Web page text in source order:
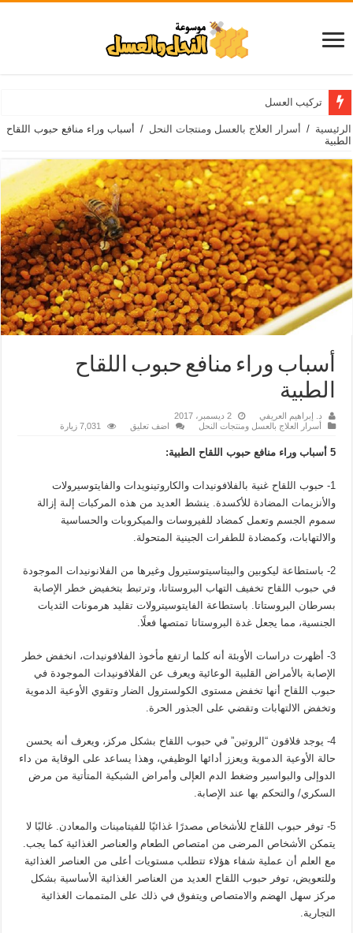
تركيب العسل
الرئيسية / أسرار العلاج بالعسل ومنتجات النحل / أسباب وراء منافع حبوب اللقاح
الطبية
أسباب وراء منافع حبوب اللقاح
الطبية
د. إبراهيم العريفي
2 ديسمبر، 2017
أسرار العلاج بالعسل ومنتجات النحل
اضف تعليق 7,031 زيارة
5 أسباب وراء منافع حبوب اللقاح الطبية:
1- حبوب اللقاح غنية بالفلافونيدات والكاروتينويدات والفايتوسيرولات
والأنزيمات المضادة للأكسدة. ينشط العديد من هذه المركبات إلىة إزالة
سموم الجسم وتعمل كمضاد للفيروسات والميكروبات والحساسية
والالتهابات، وكمضادة للطفرات الجينية المتحولة.
2- باستطاعة ليكوبين والبيتاسيتوستيرول وغيرها من الفلانونيدات الموجودة
في حبوب اللقاح تخفيف التهاب البروستاتا، وترتبط بتخفيض خطر الإصابة
بسرطان البروستاتا. باستطاعة الفايتوسيترولات تقليد هرمونات الثديات
الجنسية، مما يجعل غدة البروستاتا تمتصها فعلًا.
3- أظهرت دراسات الأوبئة أنه كلما ارتفع مأخوذ الفلافونيدات، انخفض خطر
الإصابة بالأمراض القلبية الوعائية ويعرف عن الفلافونيدات الموجودة في
حبوب اللقاح أنها تخفض مستوى الكولسترول الضار وتقوي الأوعية الدموية
وتخفض الالتهابات وتقضي على الجذور الحرة.
4- يوجد فلافون “الروتين” في حبوب اللقاح بشكل مركز، ويعرف أنه يحسن
حالة الأوعية الدموية ويعزز أدائها الوظيفي، وهذا يساعد على الوقاية من داء
الدوإلى والبواسير وضغط الدم العإلى وأمراض الشبكية المتأتية من مرض
السكري/ والتحكم بها عند الإصابة.
5- توفر حبوب اللقاح للأشخاص مصدرًا غذائيًا للفيتامينات والمعادن. غالبًا لا
يتمكن الأشخاص المرضى من امتصاص الطعام والعناصر الغذائية كما يجب.
مع العلم أن عملية شفاء هؤلاء تتطلب مستويات أعلى من العناصر الغذائية
وللتعويض، توفر حبوب اللقاح العديد من العناصر الغذائية الأساسية بشكل
مركز سهل الهضم والامتصاص ويتفوق في ذلك على المتممات الغذائية
التجارية.